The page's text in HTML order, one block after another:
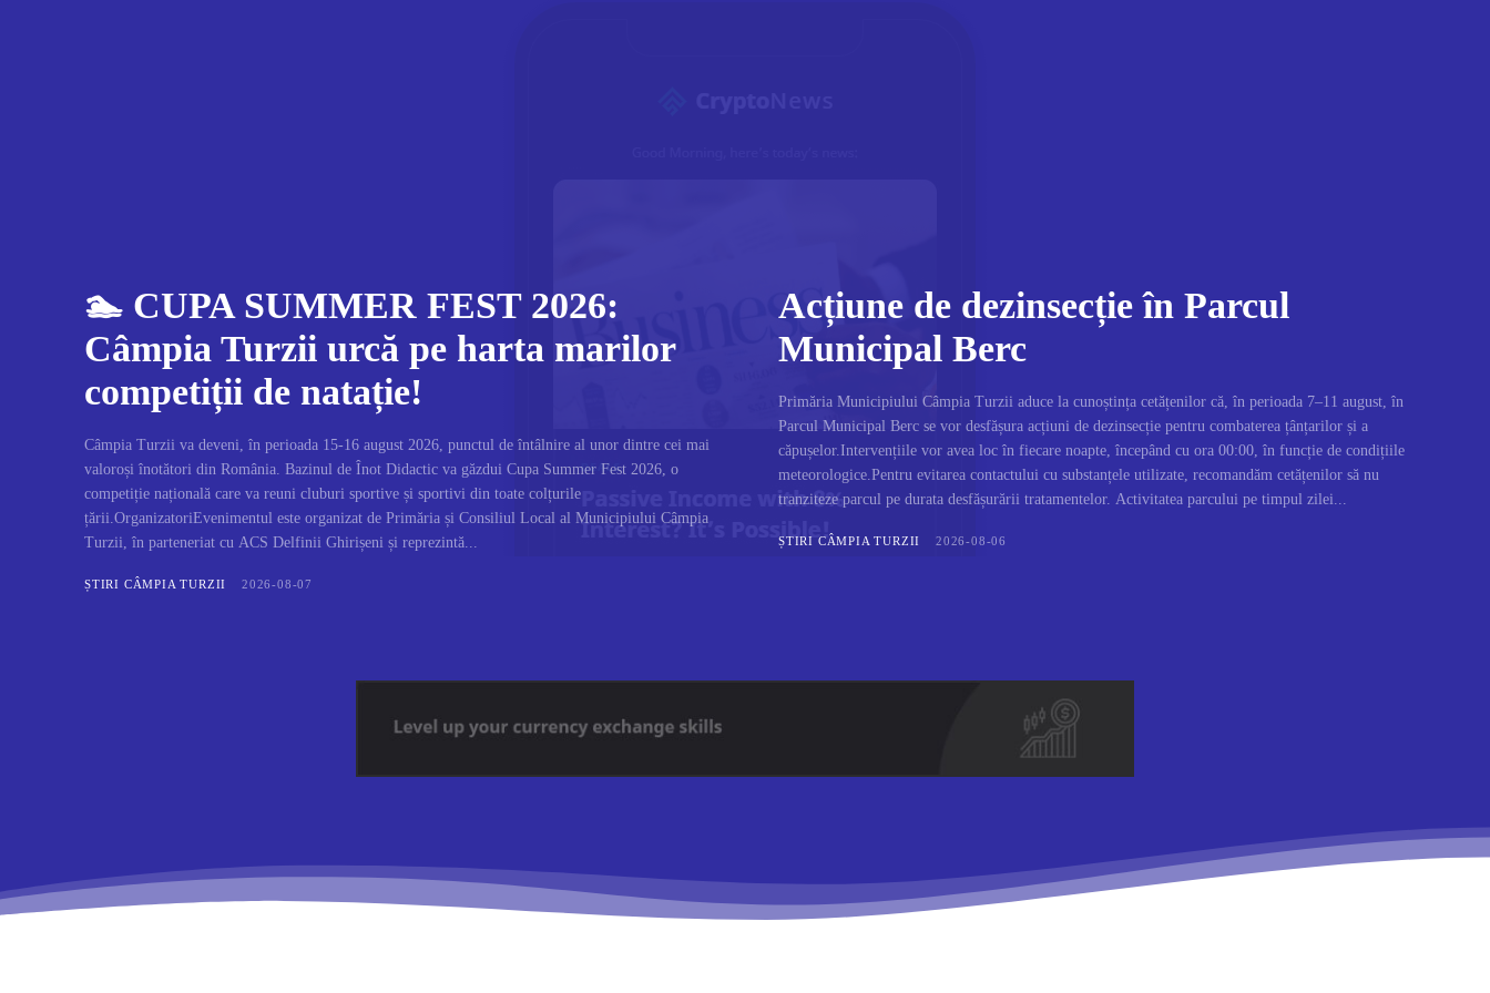
🏊 CUPA SUMMER FEST 2026:
Câmpia Turzii urcă pe harta marilor
competiții de natație!
Câmpia Turzii va deveni, în perioada 15-16 august 2026, punctul de întâlnire al unor dintre cei mai
valoroși înotători din România. Bazinul de Înot Didactic va găzdui Cupa Summer Fest 2026, o
competiție națională care va reuni cluburi sportive și sportivi din toate colțurile
țării.OrganizatoriEvenimentul este organizat de Primăria și Consiliul Local al Municipiului Câmpia
Turzii, în parteneriat cu ACS Delfinii Ghirișeni și reprezintă...
ȘTIRI CÂMPIA TURZII 2026-08-07
Acțiune de dezinsecție în Parcul
Municipal Berc
Primăria Municipiului Câmpia Turzii aduce la cunoștința cetățenilor că, în perioada 7–11 august, în
Parcul Municipal Berc se vor desfășura acțiuni de dezinsecție pentru combaterea țânțarilor și a
căpușelor.Intervențiile vor avea loc în fiecare noapte, începând cu ora 00:00, în funcție de condițiile
meteorologice.Pentru evitarea contactului cu substanțele utilizate, recomandăm cetățenilor să nu
tranziteze parcul pe durata desfășurării tratamentelor. Activitatea parcului pe timpul zilei...
ȘTIRI CÂMPIA TURZII 2026-08-06